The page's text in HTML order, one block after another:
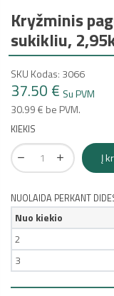
Kryžminis
sukikliu,
SKU Kodas: 3066
37.50 € Su PVM
30.99 € be PVM.
KIEKIS
Į
NUOLAIDA PERKANT
Nuo kiekio
2
3